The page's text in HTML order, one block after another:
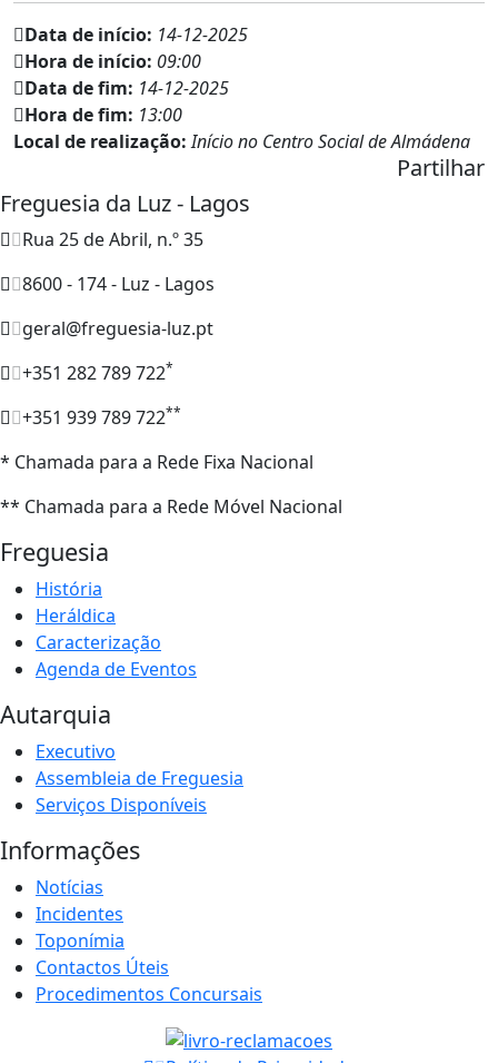
Data de início: 14-12-2025
Hora de início: 09:00
Data de fim: 14-12-2025
Hora de fim: 13:00
Local de realização:Início no Centro Social de Almádena
Partilhar
Freguesia da Luz - Lagos
Rua 25 de Abril, n.º 35
8600 - 174 - Luz - Lagos
geral@freguesia-luz.pt
+351 282 789 722*
+351 939 789 722**
* Chamada para a Rede Fixa Nacional
** Chamada para a Rede Móvel Nacional
Freguesia
História
Heráldica
Caracterização
Agenda de Eventos
Autarquia
Executivo
Assembleia de Freguesia
Serviços Disponíveis
Informações
Notícias
Incidentes
Toponímia
Contactos Úteis
Procedimentos Concursais